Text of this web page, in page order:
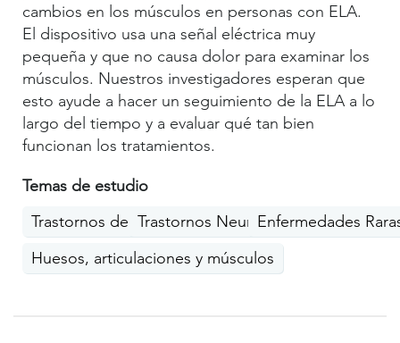
cambios en los músculos en personas con ELA.
El dispositivo usa una señal eléctrica muy
pequeña y que no causa dolor para examinar los
músculos. Nuestros investigadores esperan que
esto ayude a hacer un seguimiento de la ELA a lo
largo del tiempo y a evaluar qué tan bien
funcionan los tratamientos.
Temas de estudio
Trastornos del movimientoTrastornos Neurológicos
Enfermedades
Huesos, articulaciones y músculos